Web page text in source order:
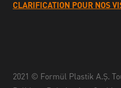
CLARIFICATION POUR NOS
2021 © Formül Plastik A.Ş.